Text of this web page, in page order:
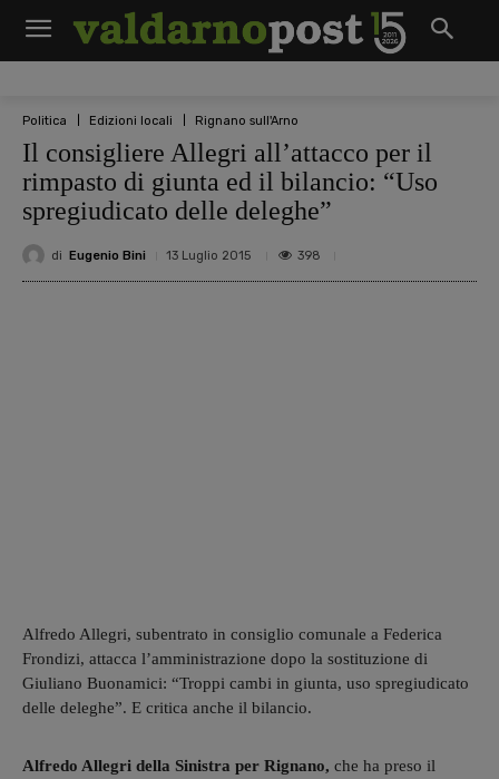
Politica Edizioni locali Rignano sull'Arno
Il consigliere Allegri all’attacco per il
rimpasto di giunta ed il bilancio: “Uso
spregiudicato delle deleghe”
di Eugenio Bini 13 Luglio 2015 398
Alfredo Allegri, subentrato in consiglio comunale a Federica
Frondizi, attacca l’amministrazione dopo la sostituzione di
Giuliano Buonamici: “Troppi cambi in giunta, uso spregiudicato
delle deleghe”. E critica anche il bilancio.
Alfredo Allegri della Sinistra per Rignano, che ha preso il